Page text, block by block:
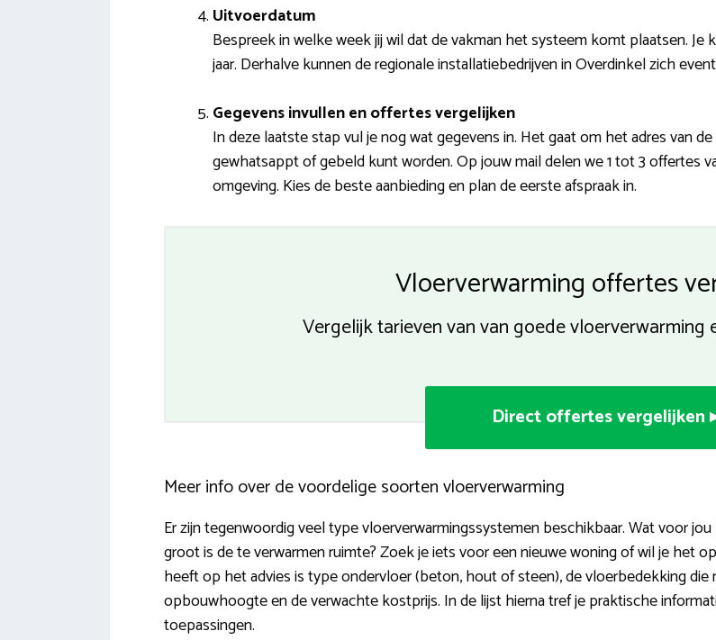
Uitvoerdatum
Bespreek in welke week jij wil dat de vakman het systeem komt plaatsen.
jaar. Derhalve kunnen de regionale installatiebedrijven in Overdinkel zich
Gegevens invullen en offertes vergelijken
In deze laatste stap vul je nog wat gegevens in. Het gaat om het adres van
gewhatsappt of gebeld kunt worden. Op jouw mail delen we 1 tot 3 offertes
omgeving. Kies de beste aanbieding en plan de eerste afspraak in.
Vloerverwarming offertes
Vergelijk tarieven van van goede
Direct offertes vergelijken
Meer info over de voordelige soorten vloerverwarming
Er zijn tegenwoordig veel type vloerverwarmingssystemen beschikbaar. Wat voor
groot is de te verwarmen ruimte? Zoek je iets voor een nieuwe woning of wil je het
heeft op het advies is type ondervloer (beton, hout of steen), de vloerbedekking die
opbouwhoogte en de verwachte kostprijs. In de lijst hierna tref je praktische
toepassingen.